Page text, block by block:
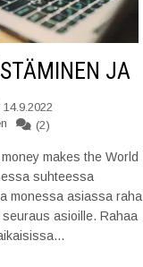
JA
14.9.2022
(2)
makes the World
suhteessa
monessa asiassa raha
asioille. Rahaa